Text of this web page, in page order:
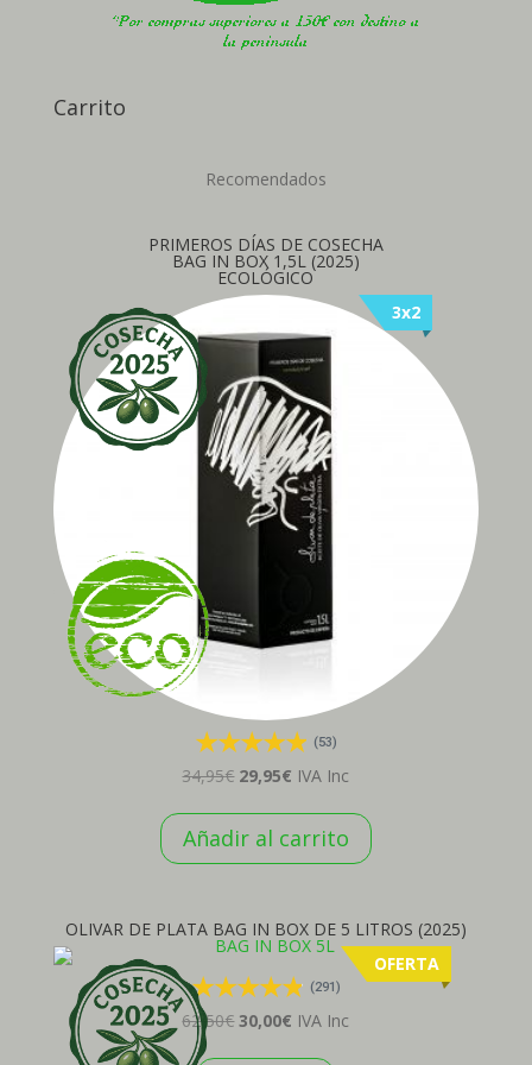
Carrito
Recomendados
PRIMEROS DÍAS DE COSECHA
BAG IN BOX 1,5L (2025)
ECOLÓGICO
3x2
(53)
34,95€ El
original
era:
29,95€ El
actual
es:
IVA Inc
Añadir al carrito
OLIVAR DE PLATA BAG IN BOX DE 5 LITROS (2025)
OFERTA
(291)
62,50€El
30,00€ El
IVA Inc